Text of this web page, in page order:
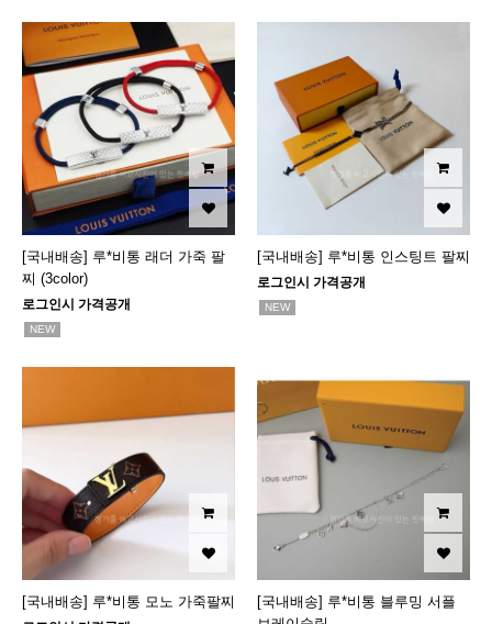
[국내배송] 루*비통 래더 가죽 팔
찌 (3color)
로그인시 가격공개
NEW
[국내배송] 루*비통 인스팅트 팔찌
로그인시 가격공개
NEW
[국내배송] 루*비통 모노 가죽팔찌
[국내배송] 루*비통 블루밍 서플